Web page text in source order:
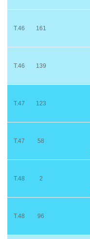
T.46 161
T.46 139
T.47 123
T.47 58
T.48 2
T.48 96